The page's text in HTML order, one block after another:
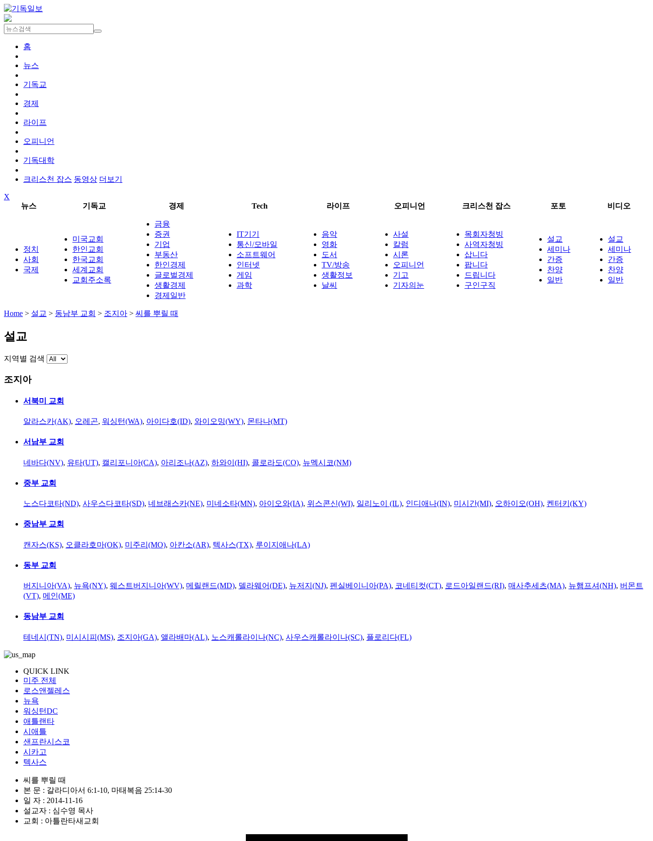
홈
뉴스
기독교
경제
라이프
오피니언
기독대학
크리스천 잡스 동영상 더보기
X
뉴스
기독교 경제 Tech 라이프 오피니언 크리스천 잡스 포토 비디오
정치
사회
국제
미국교회
한인교회
한국교회
세계교회
교회주소록
금융
증권
기업
부동산
한인경제
글로벌경제
생활경제
경제일반
IT기기
통신/모바일
소프트웨어
인터넷
게임
과학
음악
영화
도서
TV/방송
생활정보
날씨
사설
칼럼
시론
오피니언
기고
기자의눈
목회자청빙
사역자청빙
삽니다
팝니다
드립니다
구인구직
설교
세미나
간증
찬양
일반
설교
세미나
간증
찬양
일반
Home > 설교 > 동남부 교회 > 조지아 > 씨를 뿌릴 때
설교
지역별 검색
조지아
서북미 교회
알라스카(AK), 오레곤, 워싱턴(WA), 아이다호(ID), 와이오밍(WY), 몬타나(MT)
서남부 교회
네바다(NV), 유타(UT), 캘리포니아(CA), 아리조나(AZ), 하와이(HI), 콜로라도(CO), 뉴멕시코(NM)
중부 교회
노스다코타(ND), 사우스다코타(SD), 네브래스카(NE), 미네소타(MN), 아이오와(IA), 위스콘신(WI), 일리노이 (IL), 인디애나(IN), 미시간(MI), 오하이오(OH), 켄터키(KY)
중남부 교회
캔자스(KS), 오클라호마(OK), 미주리(MO), 아칸소(AR), 텍사스(TX), 루이지애나(LA)
동부 교회
버지니아(VA), 뉴욕(NY), 웨스트버지니아(WV), 메릴랜드(MD), 델라웨어(DE), 뉴저지(NJ), 펜실베이니아(PA), 코네티컷(CT), 로드아일랜드(RI), 매사추세츠(MA), 뉴햄프셔(NH), 버몬트
(VT), 메인(ME)
동남부 교회
테네시(TN), 미시시피(MS), 조지아(GA), 앨라배마(AL), 노스캐롤라이나(NC), 사우스캐롤라이나(SC), 플로리다(FL)
QUICK LINK
미주 전체
로스앤젤레스
뉴욕
워싱턴DC
애틀랜타
시애틀
샌프란시스코
시카고
텍사스
씨를 뿌릴 때
본 문 : 갈라디아서 6:1-10, 마태복음 25:14-30
일 자 : 2014-11-16
설교자 : 심수영 목사
교회 : 아틀란타새교회